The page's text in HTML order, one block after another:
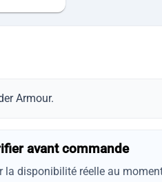
Armour.
avant commande
la disponibilité réelle au